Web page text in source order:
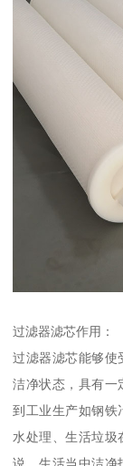
过滤器滤芯作用：
过滤器滤芯能够使
洁净状态，具有一
到工业生产如钢铁
水处理、生活垃圾